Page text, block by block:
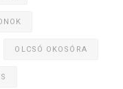
OLCSÓ OKOSÓRA